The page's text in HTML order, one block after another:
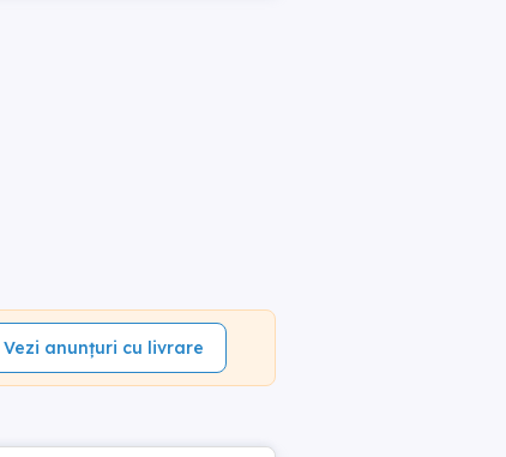
Vezi anunțuri cu livrare